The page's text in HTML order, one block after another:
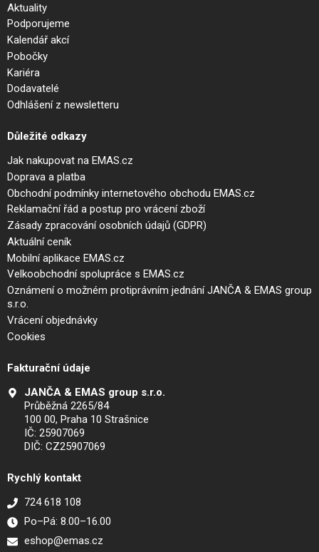
Aktuality
Podporujeme
Kalendář akcí
Pobočky
Kariéra
Dodavatelé
Odhlášení z newsletteru
Důležité odkazy
Jak nakupovat na EMAS.cz
Doprava a platba
Obchodní podmínky internetového obchodu EMAS.cz
Reklamační řád a postup pro vrácení zboží
Zásady zpracování osobních údajů (GDPR)
Aktuální ceník
Mobilní aplikace EMAS.cz
Velkoobchodní spolupráce s EMAS.cz
Oznámení o možném protiprávním jednání JANČA & EMAS group
s.r.o.
Vrácení objednávky
Cookies
Fakturační údaje
JANČA & EMAS group s.r.o.
Průběžná 2265/84
100 00, Praha 10 Strašnice
IČ: 25907069
DIČ: CZ25907069
Rychlý kontakt
724 618 108
Po–Pá: 8.00–16.00
eshop@emas.cz